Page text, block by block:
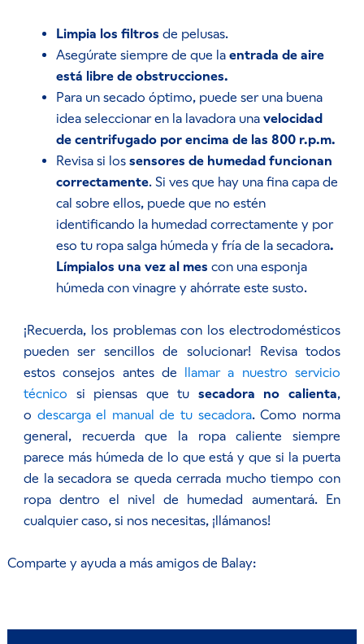
Limpia los filtros de pelusas.
Asegúrate siempre de que la entrada de aire
está libre de obstrucciones.
Para un secado óptimo, puede ser una buena
idea seleccionar en la lavadora una velocidad
de centrifugado por encima de las 800 r.p.m.
Revisa si los sensores de humedad funcionan
correctamente. Si ves que hay una fina capa de
cal sobre ellos, puede que no estén
identificando la humedad correctamente y por
eso tu ropa salga húmeda y fría de la secadora.
Límpialos una vez al mes con una esponja
húmeda con vinagre y ahórrate este susto.
¡Recuerda, los problemas con los electrodomésticos
pueden ser sencillos de solucionar! Revisa todos
estos consejos antes de llamar a nuestro servicio
técnico si piensas que tu secadora no calienta,
o descarga el manual de tu secadora. Como norma
general, recuerda que la ropa caliente siempre
parece más húmeda de lo que está y que si la puerta
de la secadora se queda cerrada mucho tiempo con
ropa dentro el nivel de humedad aumentará. En
cualquier caso, si nos necesitas, ¡llámanos!
Comparte y ayuda a más amigos de Balay: